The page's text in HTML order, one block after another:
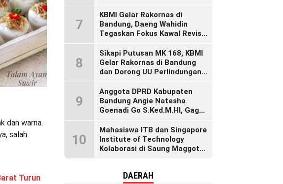
dan warna.
salah
Turun
Menyalakan Semangat
Generasi Muda
7
KBMI Gelar Rakornas di
Bandung, Daeng Wahidin
Tegaskan Fokus Kawal Revisi
8
Sikapi Putusan MK 168, KBMI
Gelar Rakornas di Bandung
dan Dorong UU Perlindungan
9
Anggota DPRD Kabupaten
Bandung Angie Natesha
Goenadi Go S.Ked.M.HI, Gagas
Lewat Agenda Senam Pagi
10
Mahasiswa ITB dan Singapore
Institute of Technology
Kolaborasi di Saung Maggot
Riset Inovatif
DAERAH